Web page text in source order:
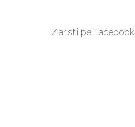
Ziaristii pe Facebook